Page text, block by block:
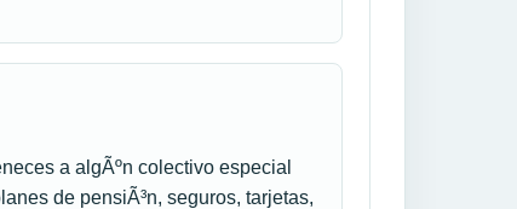
a algÃºn colectivo especial
de pensiÃ³n, seguros, tarjetas,